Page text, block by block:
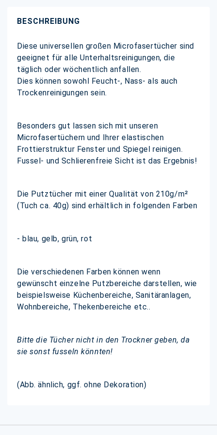
BESCHREIBUNG
Diese universellen großen Microfasertücher sind
geeignet für alle Unterhaltsreinigungen, die
täglich oder wöchentlich anfallen.
Dies können sowohl Feucht-, Nass- als auch
Trockenreinigungen sein.
Besonders gut lassen sich mit unseren
Microfasertüchern und Ihrer elastischen
Frottierstruktur Fenster und Spiegel reinigen.
Fussel- und Schlierenfreie Sicht ist das Ergebnis!
Die Putztücher mit einer Qualität von 210g/m²
(Tuch ca. 40g) sind erhältlich in folgenden Farben
- blau, gelb, grün, rot
Die verschiedenen Farben können wenn
gewünscht einzelne Putzbereiche darstellen, wie
beispielsweise Küchenbereiche, Sanitäranlagen,
Wohnbereiche, Thekenbereiche etc..
Bitte die Tücher nicht in den Trockner geben, da
sie sonst fusseln könnten!
(Abb. ähnlich, ggf. ohne Dekoration)